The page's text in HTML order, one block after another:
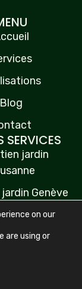
Blog
SERVICES
jardin
Genève
jardin
on our
are using or